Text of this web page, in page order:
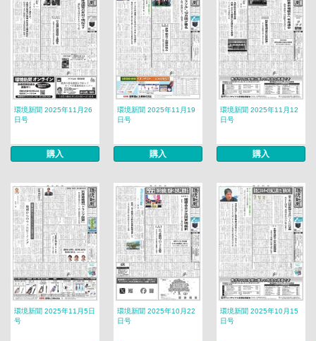
環境新聞 2025年11月26
日号
購入
環境新聞 2025年11月19
日号
購入
環境新聞 2025年11月12
日号
購入
環境新聞 2025年11月5日
号
環境新聞 2025年10月22
日号
環境新聞 2025年10月15
日号